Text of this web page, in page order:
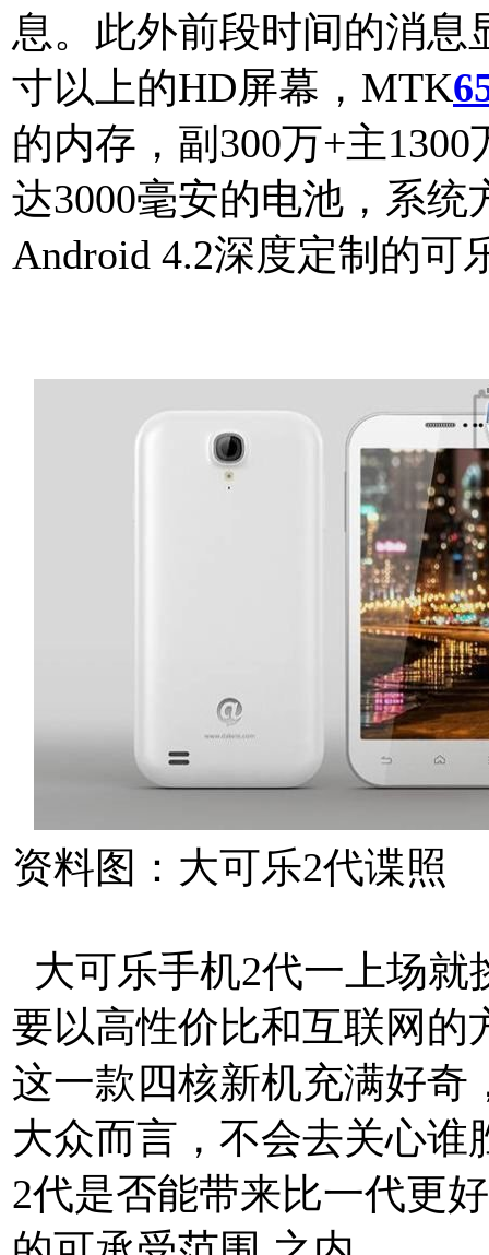
息。此外前段时间的消息
寸以上的HD屏幕，MTK
的内存，副300万+主
达3000毫安的电池，系
Android 4.2深度定制的可
资料图：大可乐2代谍照
大可乐手机2代一上场就
要以高性价比和互联网的
这一款四核新机充满好奇
大众而言，不会去关心谁
2代是否能带来比一代更